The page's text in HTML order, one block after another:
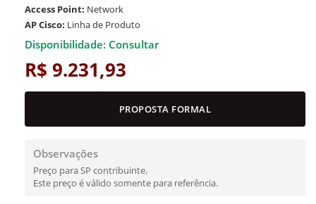
Access Point: Network
AP Cisco: Linha de Produto
Disponibilidade: Consultar
R$ 9.231,93
PROPOSTA FORMAL
Observações
Preço para SP contribuinte.
Este preço é válido somente para referência.